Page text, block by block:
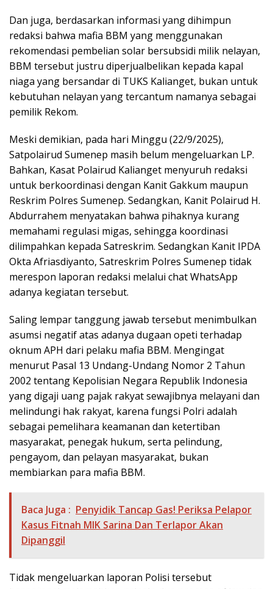
Dan juga, berdasarkan informasi yang dihimpun
redaksi bahwa mafia BBM yang menggunakan
rekomendasi pembelian solar bersubsidi milik nelayan,
BBM tersebut justru diperjualbelikan kepada kapal
niaga yang bersandar di TUKS Kalianget, bukan untuk
kebutuhan nelayan yang tercantum namanya sebagai
pemilik Rekom.
Meski demikian, pada hari Minggu (22/9/2025),
Satpolairud Sumenep masih belum mengeluarkan LP.
Bahkan, Kasat Polairud Kalianget menyuruh redaksi
untuk berkoordinasi dengan Kanit Gakkum maupun
Reskrim Polres Sumenep. Sedangkan, Kanit Polairud H.
Abdurrahem menyatakan bahwa pihaknya kurang
memahami regulasi migas, sehingga koordinasi
dilimpahkan kepada Satreskrim. Sedangkan Kanit IPDA
Okta Afriasdiyanto, Satreskrim Polres Sumenep tidak
merespon laporan redaksi melalui chat WhatsApp
adanya kegiatan tersebut.
Saling lempar tanggung jawab tersebut menimbulkan
asumsi negatif atas adanya dugaan opeti terhadap
oknum APH dari pelaku mafia BBM. Mengingat
menurut Pasal 13 Undang-Undang Nomor 2 Tahun
2002 tentang Kepolisian Negara Republik Indonesia
yang digaji uang pajak rakyat sewajibnya melayani dan
melindungi hak rakyat, karena fungsi Polri adalah
sebagai pemelihara keamanan dan ketertiban
masyarakat, penegak hukum, serta pelindung,
pengayom, dan pelayan masyarakat, bukan
membiarkan para mafia BBM.
Baca Juga : Penyidik Tancap Gas! Periksa Pelapor
Kasus Fitnah MIK Sarina Dan Terlapor Akan
Dipanggil
Tidak mengeluarkan laporan Polisi tersebut